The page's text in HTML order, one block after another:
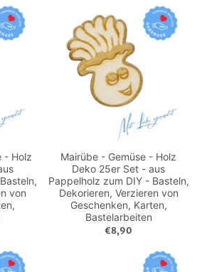
- Holz
von
Mairübe - Gemüse - Holz
Deko 25er Set - aus
Pappelholz zum DIY - Basteln,
Dekorieren, Verzieren von
Geschenken, Karten,
Bastelarbeiten
€8,90